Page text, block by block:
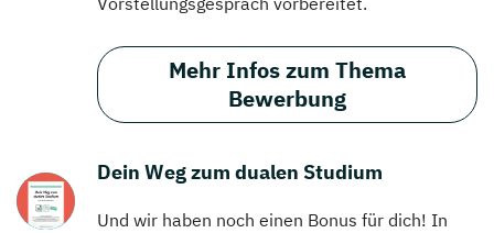
Mehr Infos zum Thema
Bewerbung
Dein Weg zum dualen Studium
Und wir haben noch einen Bonus für dich! In